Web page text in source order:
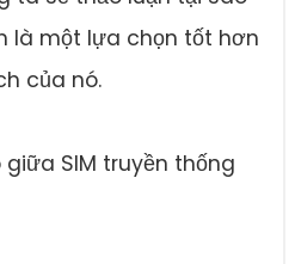
là một lựa chọn tốt hơn
của nó.
SIM truyền thống